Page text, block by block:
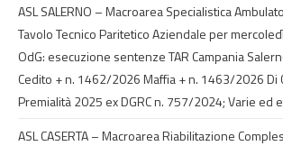
ASL SALERNO – Macroarea Specialistica
Tavolo Tecnico Paritetico Aziendale per
OdG: esecuzione sentenze TAR Campania
Cedito + n. 1462/2026 Maffia + n. 1463/2026 Di
Premialità 2025 ex DGRC n. 757/2024; Varie ed
ASL CASERTA – Macroarea Riabilitazione